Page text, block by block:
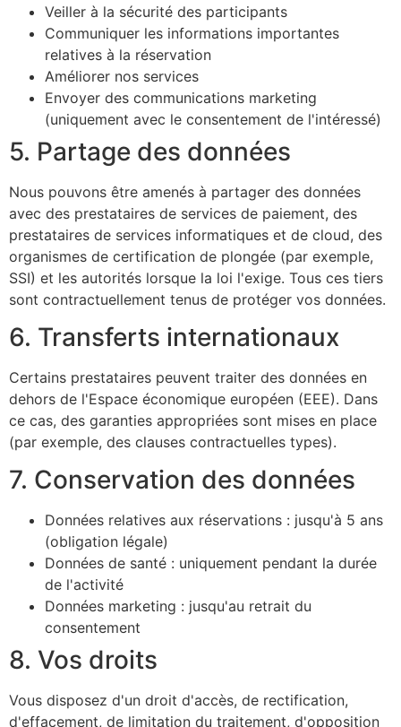
Veiller à la sécurité des participants
Communiquer les informations importantes
relatives à la réservation
Améliorer nos services
Envoyer des communications marketing
(uniquement avec le consentement de l'intéressé)
5. Partage des données
Nous pouvons être amenés à partager des données
avec des prestataires de services de paiement, des
prestataires de services informatiques et de cloud, des
organismes de certification de plongée (par exemple,
SSI) et les autorités lorsque la loi l'exige. Tous ces tiers
sont contractuellement tenus de protéger vos données.
6. Transferts internationaux
Certains prestataires peuvent traiter des données en
dehors de l'Espace économique européen (EEE). Dans
ce cas, des garanties appropriées sont mises en place
(par exemple, des clauses contractuelles types).
7. Conservation des données
Données relatives aux réservations : jusqu'à 5 ans
(obligation légale)
Données de santé : uniquement pendant la durée
de l'activité
Données marketing : jusqu'au retrait du
consentement
8. Vos droits
Vous disposez d'un droit d'accès, de rectification,
d'effacement, de limitation du traitement, d'opposition